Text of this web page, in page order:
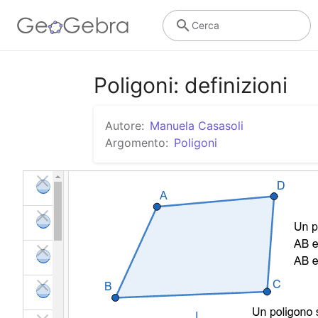
Cerca
Poligoni: definizioni
Autore: Manuela Casasoli
Argomento: Poligoni